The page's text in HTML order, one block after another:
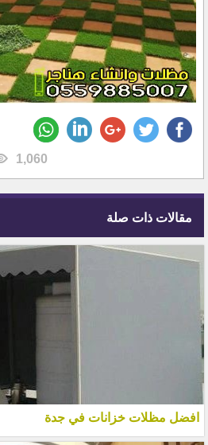
1,060
مقالات ذات صلة
افضل مظلات خزانات في جدة